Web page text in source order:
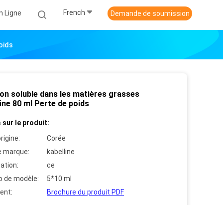
Ligne French Demande de soumission
soluble dans les matières grasses
80 ml Perte de poids
sur le produit:
Corée
marque:
kabelline
ce
de modèle:
5*10 ml
Brochure du produit PDF